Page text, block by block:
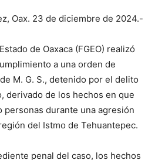
Oax. 23 de diciembre de 2024.-
de Oaxaca (FGEO) realizó
a una orden de
M. G. S., detenido por el delito
derivado de los hechos en que
personas durante una agresión
del Istmo de Tehuantepec.
penal del caso, los hechos